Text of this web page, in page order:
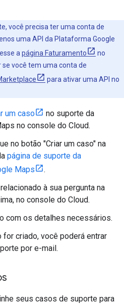
você precisa ter uma conta de
uma API da Plataforma Google
a página Faturamento
no
você tem uma conta de
para ativar uma API no
um caso
no suporte da
no console do Cloud.
no botão "Criar um caso" na
página de suporte da
Maps
.
relacionado à sua pergunta na
no console do Cloud.
com os detalhes necessários.
criado, você poderá entrar
por e-mail.
seus casos de suporte para